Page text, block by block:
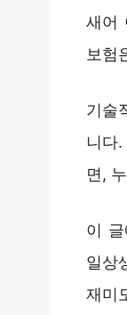
새어
보험
기술
니다
면,
이
일상
재미